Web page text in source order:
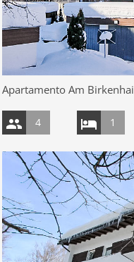
Apartamento Am
4 1